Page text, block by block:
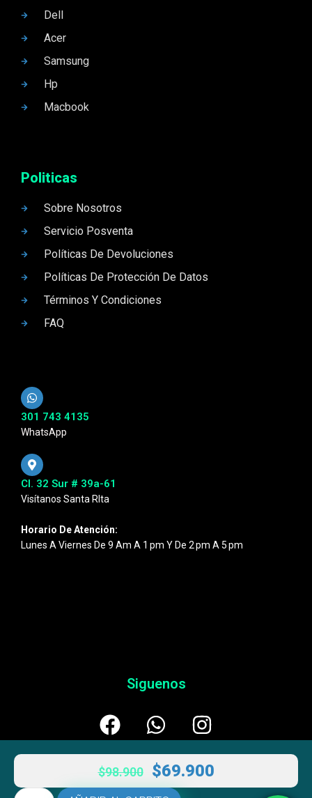
$98.900 $69.900
Dell
Acer
Samsung
Hp
Macbook
Politicas
Sobre Nosotros
Servicio Posventa
Políticas De Devoluciones
Políticas De Protección De Datos
Términos Y Condiciones
FAQ
301 743 4135
WhatsApp
Cl. 32 Sur # 39a-61
Visítanos Santa RIta
Horario De Atención:
Lunes A Viernes De 9 Am A 1 Pm Y De 2 Pm A 5 Pm
Siguenos